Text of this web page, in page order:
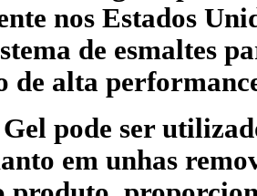
nos Estados
de esmaltes
de alta
pode ser
em unhas